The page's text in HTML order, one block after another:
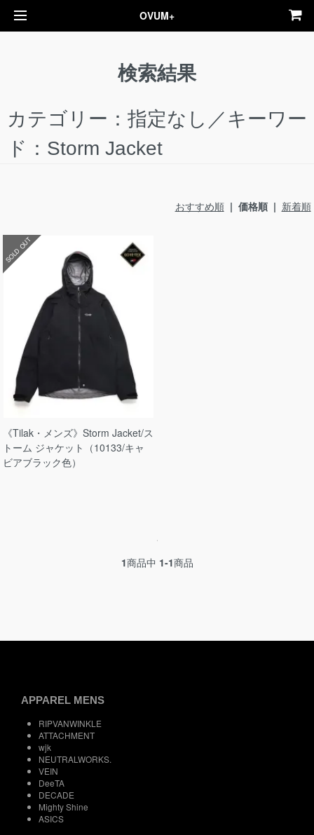
OVUM+
検索結果
カテゴリー：指定なし／キーワー
ド：Storm Jacket
おすすめ順| 価格順 | 新着順
SOLD OUT
《Tilak・メンズ》Storm Jacket/ス
トーム ジャケット（10133/キャ
ビアブラック色）
1商品中 1-1商品
APPAREL MENS
RIPVANWINKLE
ATTACHMENT
wjk
NEUTRALWORKS.
VEIN
DeeTA
DECADE
Mighty Shine
ASICS